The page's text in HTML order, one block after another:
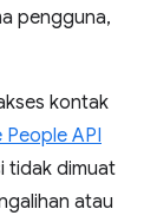
pengguna,
kontak
API
tidak dimuat
atau